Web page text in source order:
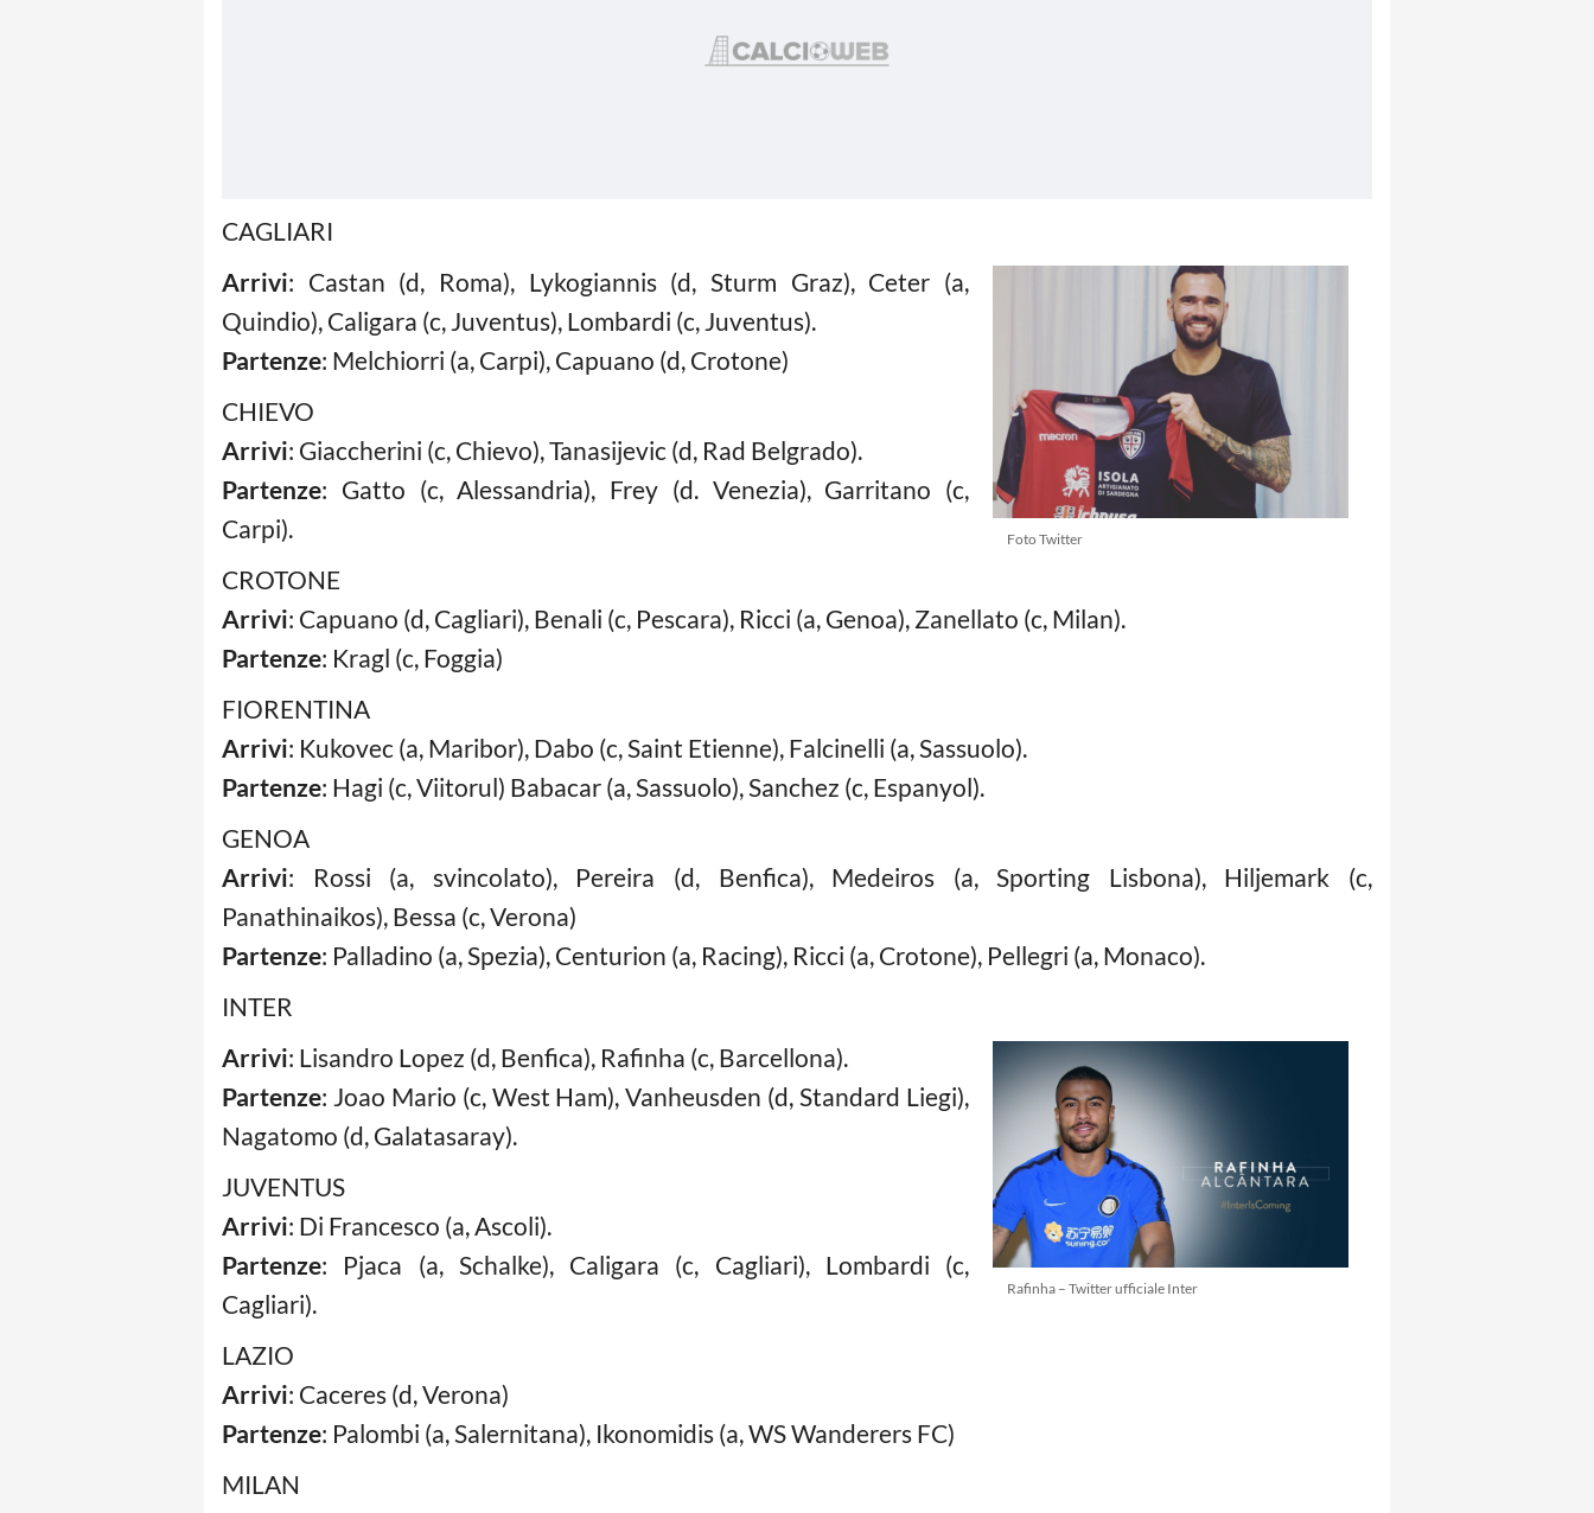
CAGLIARI
Foto Twitter
Arrivi: Castan (d, Roma), Lykogiannis (d, Sturm Graz), Ceter (a,
Quindio), Caligara (c, Juventus), Lombardi (c, Juventus).
Partenze: Melchiorri (a, Carpi), Capuano (d, Crotone)
CHIEVO
Arrivi: Giaccherini (c, Chievo), Tanasijevic (d, Rad Belgrado).
Partenze: Gatto (c, Alessandria), Frey (d. Venezia), Garritano (c,
Carpi).
CROTONE
Arrivi: Capuano (d, Cagliari), Benali (c, Pescara), Ricci (a, Genoa), Zanellato (c, Milan).
Partenze: Kragl (c, Foggia)
FIORENTINA
Arrivi: Kukovec (a, Maribor), Dabo (c, Saint Etienne), Falcinelli (a, Sassuolo).
Partenze: Hagi (c, Viitorul) Babacar (a, Sassuolo), Sanchez (c, Espanyol).
GENOA
Arrivi: Rossi (a, svincolato), Pereira (d, Benfica), Medeiros (a, Sporting Lisbona), Hiljemark (c,
Panathinaikos), Bessa (c, Verona)
Partenze: Palladino (a, Spezia), Centurion (a, Racing), Ricci (a, Crotone), Pellegri (a, Monaco).
INTER
Rafinha – Twitter ufficiale Inter
Arrivi: Lisandro Lopez (d, Benfica), Rafinha (c, Barcellona).
Partenze: Joao Mario (c, West Ham), Vanheusden (d, Standard Liegi),
Nagatomo (d, Galatasaray).
JUVENTUS
Arrivi: Di Francesco (a, Ascoli).
Partenze: Pjaca (a, Schalke), Caligara (c, Cagliari), Lombardi (c,
Cagliari).
LAZIO
Arrivi: Caceres (d, Verona)
Partenze: Palombi (a, Salernitana), Ikonomidis (a, WS Wanderers FC)
MILAN